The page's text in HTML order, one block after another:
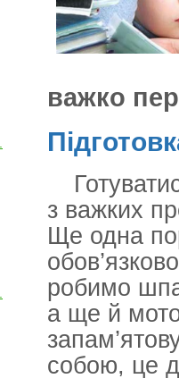
важко
з важких
Ще одна
робимо
а ще й
собою, це